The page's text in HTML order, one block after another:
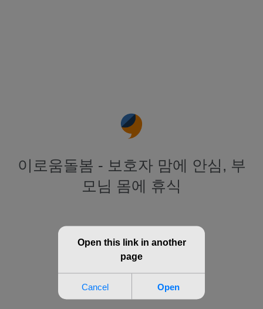
이로움돌봄 - 보호자 맘에 안심, 부
모님 몸에 휴식